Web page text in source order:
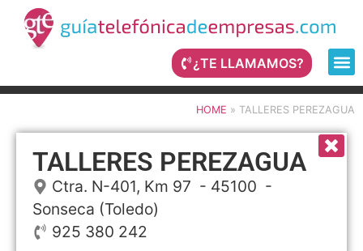
¿TE LLAMAMOS?
HOME » TALLERES PEREZAGUA
TALLERES PEREZAGUA
Ctra. N-401, Km 97 - 45100 -
Sonseca (Toledo)
925 380 242